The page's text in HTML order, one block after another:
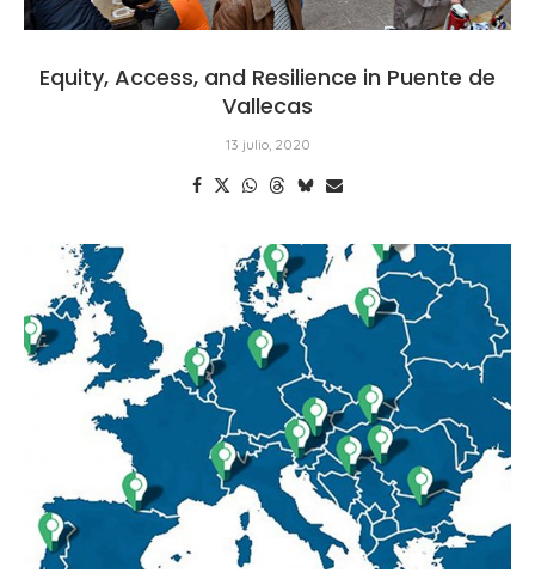
Equity, Access, and Resilience in Puente de
Vallecas
13 julio, 2020